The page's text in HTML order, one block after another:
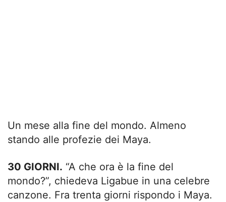
Un mese alla fine del mondo. Almeno
stando alle profezie dei Maya.
30 GIORNI. “A che ora è la fine del
mondo?”, chiedeva Ligabue in una celebre
canzone. Fra trenta giorni rispondo i Maya.